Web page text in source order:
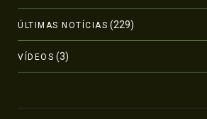
ÚLTIMAS NOTÍCIAS (229)
VÍDEOS (3)